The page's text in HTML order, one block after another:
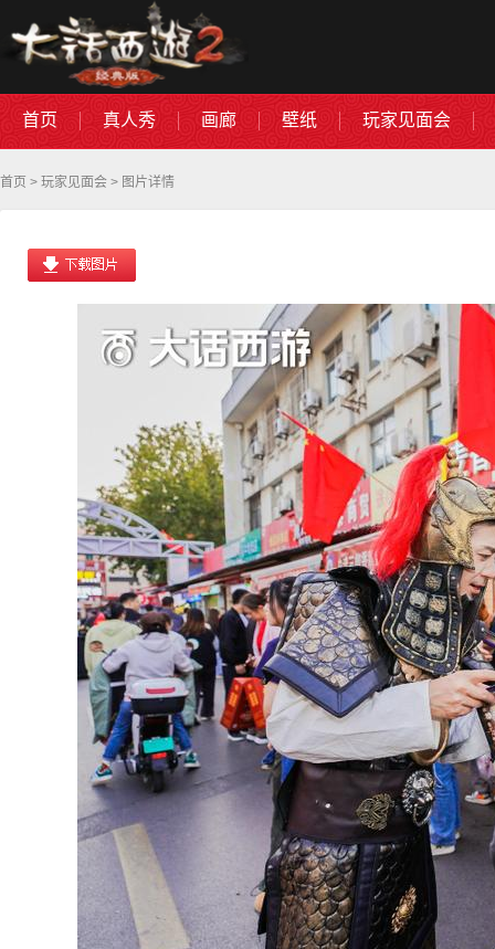
首页 真人秀 画廊 壁纸 玩家见面会
首页 > 玩家见面会 > 图片详情